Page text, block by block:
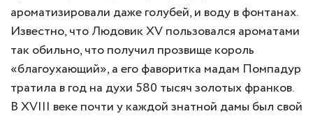
ароматизировали даже голубей, и воду в фонтанах.
Известно, что Людовик XV пользовался ароматами
так обильно, что получил прозвище король
«благоухающий», а его фаворитка мадам Помпадур
тратила в год на духи 580 тысяч золотых франков.
В XVIII веке почти у каждой знатной дамы был свой